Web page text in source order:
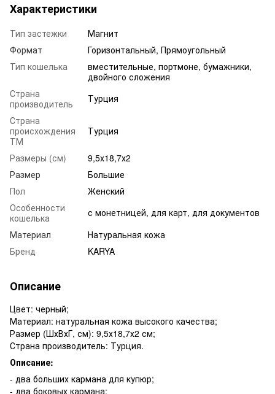
Характеристики
Тип застежки
Магнит
Формат
Горизонтальный, Прямоугольный
Тип кошелька
вместительные, портмоне, бумажники,
двойного сложения
Страна
производитель
Турция
Страна
происхождения
ТМ
Турция
Размеры (см)
9,5х18,7х2
Размер
Большие
Пол
Женский
Особенности
кошелька
с монетницей, для карт, для документов
Материал
Натуральная кожа
Бренд
KARYA
Описание
Цвет: черный;
Материал: натуральная кожа высокого качества;
Размер (ШхВхГ, см): 9,5х18,7х2 см;
Страна производитель: Турция.
Описание:
- два больших кармана для купюр;
- два боковых кармана;